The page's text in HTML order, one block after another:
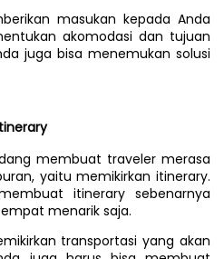
masukan kepada Anda
akomodasi dan tujuan
juga bisa menemukan solusi
membuat traveler merasa
yaitu memikirkan itinerary.
itinerary sebenarnya
menarik saja.
transportasi yang akan